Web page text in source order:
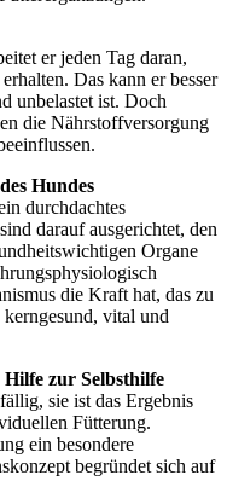
er jeden Tag daran,
Das kann er besser
unbelastet ist. Doch
die Nährstoffversorgung
Hundes
durchdachtes
darauf ausgerichtet, den
Organe
die Kraft hat, das zu
vital und
zur Selbsthilfe
sie ist das Ergebnis
Fütterung.
ein besondere
begründet sich auf